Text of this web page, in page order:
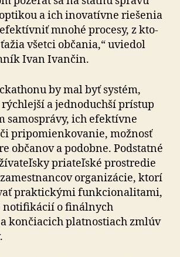
a ich ino­va­tívne riešenia
mnohé procesy, z kto­
všetci občania,“ uviedol
Ivan Ivančin.
by mal byť systém,
a jed­no­duchší prístup
samo­správy, ich efektívne
pri­po­mien­ko­va­nie, možnosť
ob­čanov a po­dobne. Podstatné
priateľské prostredie
organizácie, ktorí
praktickými funkcionalitami,
notifikácií o fi­nál­nych
kon­čia­cich platnostiach zmlúv